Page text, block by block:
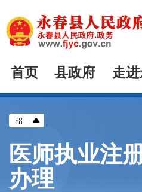
首页 县政府 走
医师执业注
办理